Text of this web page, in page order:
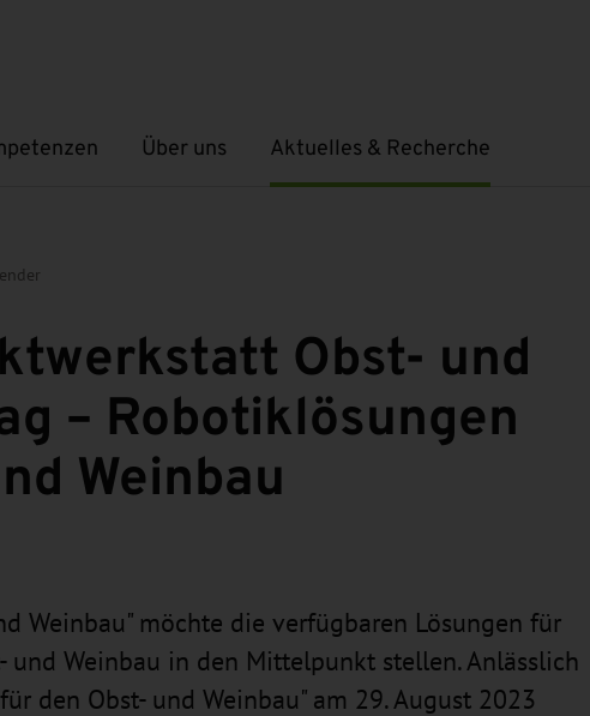
Über uns
Untermenü öffnenAktuelles & Recherche
Untermenü öffnen
Obst- und
– Robotiklösungen
Weinbau
Weinbau" möchte die verfügbaren Lösungen für
und Weinbau in den Mittelpunkt stellen. Anlässlich
den Obst- und Weinbau" am 29. August 2023